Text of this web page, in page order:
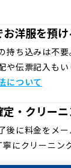
お洋服を預け
持ち込みは不要
や伝票記入もい
について
定・クリー
後に料金をメ
にクリーニン